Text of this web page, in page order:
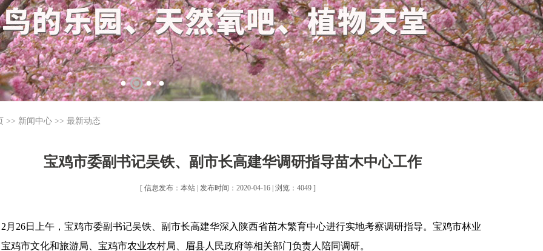
>> 新闻中心 >> 最新动态
宝鸡市委副书记吴铁、副市长高建华调研指导苗木中心工作
[ 信息发布：本站 | 发布时间：2020-04-16 | 浏览：4049 ]
2月26日上午，宝鸡市委副书记吴铁、副市长高建华深入陕西省苗木繁育中心进行实地考察调研指导。宝鸡市林业
鸡市文化和旅游局、宝鸡市农业农村局、眉县人民政府等相关部门负责人陪同调研。